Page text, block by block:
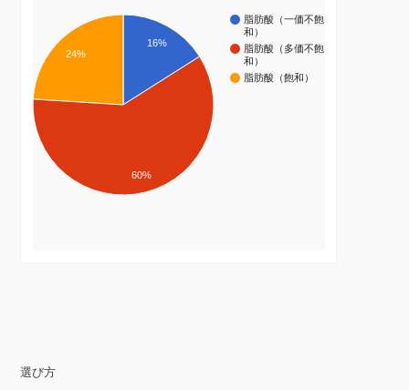
脂肪酸（一価不飽
和）
脂肪酸（多価不飽
和）
脂肪酸（飽和）
16%
24%
60%
選び方